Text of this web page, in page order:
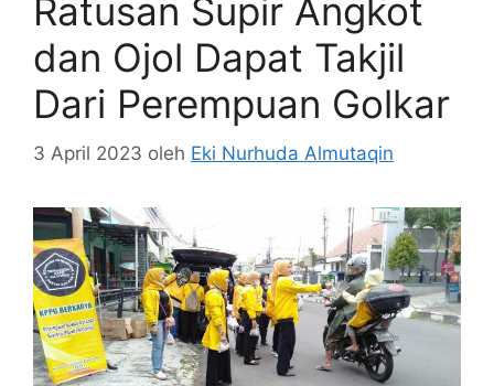
Ratusan Supir Angkot
dan Ojol Dapat Takjil
Dari Perempuan Golkar
3 April 2023 oleh Eki Nurhuda Almutaqin